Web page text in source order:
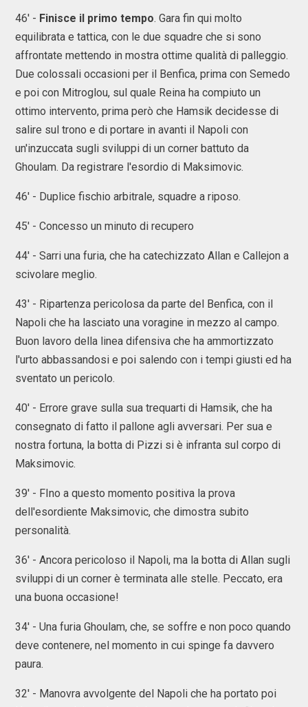
46' - Finisce il primo tempo. Gara fin qui molto
equilibrata e tattica, con le due squadre che si sono
affrontate mettendo in mostra ottime qualità di palleggio.
Due colossali occasioni per il Benfica, prima con Semedo
e poi con Mitroglou, sul quale Reina ha compiuto un
ottimo intervento, prima però che Hamsik decidesse di
salire sul trono e di portare in avanti il Napoli con
un'inzuccata sugli sviluppi di un corner battuto da
Ghoulam. Da registrare l'esordio di Maksimovic.
46' - Duplice fischio arbitrale, squadre a riposo.
45' - Concesso un minuto di recupero
44' - Sarri una furia, che ha catechizzato Allan e Callejon a
scivolare meglio.
43' - Ripartenza pericolosa da parte del Benfica, con il
Napoli che ha lasciato una voragine in mezzo al campo.
Buon lavoro della linea difensiva che ha ammortizzato
l'urto abbassandosi e poi salendo con i tempi giusti ed ha
sventato un pericolo.
40' - Errore grave sulla sua trequarti di Hamsik, che ha
consegnato di fatto il pallone agli avversari. Per sua e
nostra fortuna, la botta di Pizzi si è infranta sul corpo di
Maksimovic.
39' - FIno a questo momento positiva la prova
dell'esordiente Maksimovic, che dimostra subito
personalità.
36' - Ancora pericoloso il Napoli, ma la botta di Allan sugli
sviluppi di un corner è terminata alle stelle. Peccato, era
una buona occasione!
34' - Una furia Ghoulam, che, se soffre e non poco quando
deve contenere, nel momento in cui spinge fa davvero
paura.
32' - Manovra avvolgente del Napoli che ha portato poi